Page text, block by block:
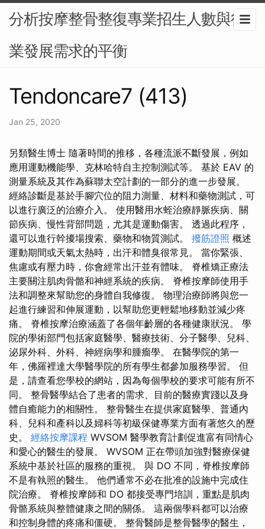
分析按摩整骨整復專業招生人數與行
業發展需求的平衡
Tendoncare7 (413)
Jan 25, 2020
另類醫生博士 隨著時間的推移，各種流派不斷發展，例如
應用運動機能學、克林哈特自主控制測試等。 基於 EAV 的
測量系統及其作為蘇聯太空計劃的一部分的進一步發展。
經絡診斷是基於手腳穴位的阻力測量、材料和藥物測試，可
以進行廣泛的治療介入。 使用醫用水蛭治療靜脈疾病、關
節疾病、慢性背部問題，尤其是運動傷害。 透過此程序，
還可以進行幹擾場搜索、藥物和物質測試。 撥筋證照 概述
運動期間或天氣太熱時，出汗和體臭很常見。 當你緊張、
焦慮或有壓力時，你會經常出汗並有體味。 脊椎矯正療法
主要關注肌肉骨骼和神經系統的疾病。 脊椎按摩師使用手
法和調整來幫助您的身體自我修復。 物理治療師將與您一
起進行練習和伸展運動，以幫助您更輕鬆地移動並減少疼
痛。 脊椎按摩治療涵蓋了各個年齡層的各種健康狀況。 學
院的學術部門包括家庭醫學、醫療技術、分子醫學、兒科、
泌尿外科、外科、神經病學和腫瘤學。 在醫學院的第一
年，佛羅裡達大學醫學院的所有學生都參加服務學習。 但
是，請查看您學校的網站，因為每個學校的要求可能有所不
同。 整骨醫學結合了患者的需求、目前的醫療實踐以及身
體自癒能力的相關性。 整骨醫生在提供家庭醫學、普通內
科、兒科和產科以及婦科等初級保健專業方面有著悠久的歷
史。 經絡按摩課程 WVSOM 醫學教育計劃促進富有同情心
和愛心的醫生的發展。 WVSOM 正在帶頭加強對醫療保健
系統中基於社區的服務的重視。 與 DO 不同，脊椎按摩師
不是有執照的醫生。 他們通常不必在批准的設施中完成住
院治療。 脊椎按摩師和 DO 都接受專門培訓，重點是肌肉
骨骼系統與整體健康之間的關係。 這兩個學科都可以治療
和控制身體的疼痛和僵硬。 整骨醫師是整骨醫學的醫生，